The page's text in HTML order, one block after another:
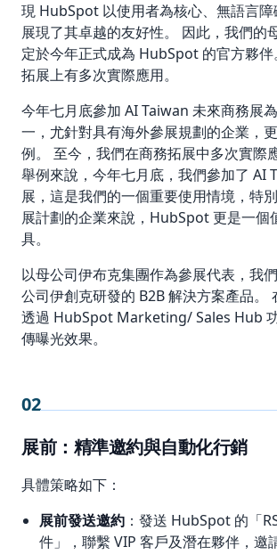
現 HubSpot 以使用者為核心、無語言障
展現了其卓越的友好性。 因此，我們的
定於今年正式成為 HubSpot 的官方夥
拓展上有多次實際應用。
今年七月底參加 AI Taiwan 未來商務展
一，尤針對具有海外參展規劃的企業，
例。 至今，我們在商務拓展中多次實際
舉例來說，今年七月底，我們參加了 AI
展，這是我們的一個重要使用情境，特
展計劃的企業來說，HubSpot 更是一個
具。
以母公司伊布克集團作為參展代表，我
公司伊創克研發的 B2B 解決方案產品。
透過 HubSpot Marketing/ Sales Hub
傳曝光效果。
02
展前：精準邀約與自動化行銷
具體策略如下：
展前發送邀約 ：發送 HubSpot 的「
件」，聯繫 VIP 客戶及潛在夥伴，邀